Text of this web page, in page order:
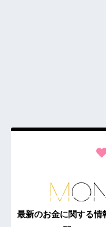
最新のお金に関する情